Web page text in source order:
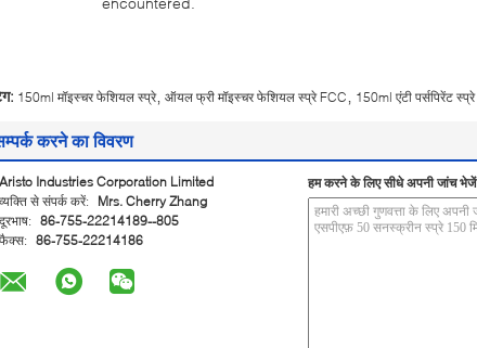
150ml मॉइस्चर फेशियल स्प्रे, ऑयल फ्री मॉइस्चर फेशियल स्प्रे FCC 150ml एंटी पर्सपिरेंट स्प्रे
करने का विवरण
Aristo Industries Corporation Limited
व्यक्ति से संपर्क करें:
Mrs. Cherry Zhang
दूरभाष: 86-755-22214189--805
फैक्स: 86-755-22214186
हम करने के लिए सीधे अपनी जांच भेजें